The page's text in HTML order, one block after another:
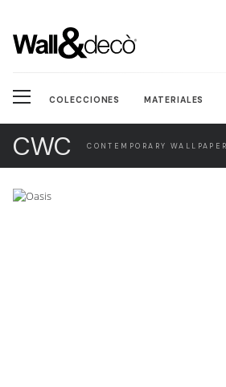
COLECCIONES MATERIALES
CWC CONTEMPORARY